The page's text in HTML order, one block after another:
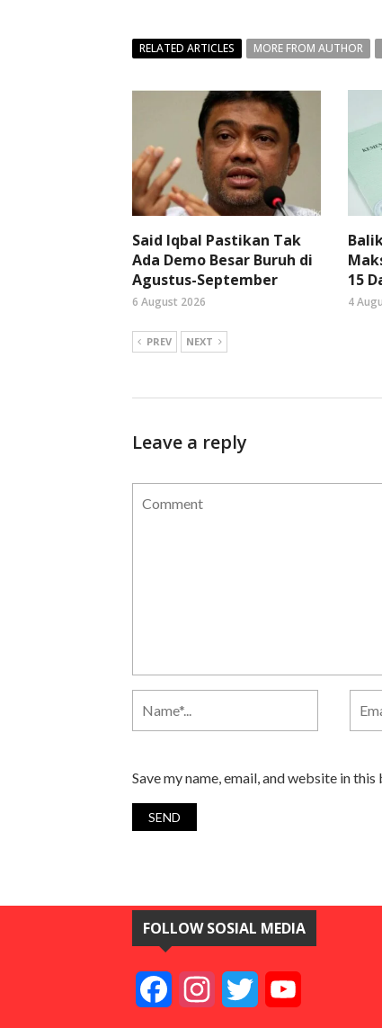
RELATED ARTICLES MORE FROM AUTHOR
Said Iqbal Pastikan Tak
Ada Demo Besar Buruh di
Agustus-September
6 August 2026
15
4
PREV NEXT
Leave a reply
Save my name, email, and website in
FOLLOW SOSIAL MEDIA
FacebookInstagramTwitter